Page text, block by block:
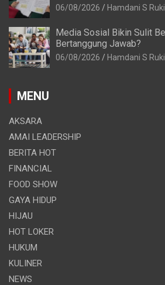
06/08/2026 Hamdani S
Media Sosial Bikin Sulit
Bertanggung Jawab?
06/08/2026 Hamdani S
MENU
AKSARA
AMAI LEADERSHIP
BERITA HOT
FINANCIAL
FOOD SHOW
GAYA HIDUP
HIJAU
HOT LOKER
HUKUM
KULINER
NEWS